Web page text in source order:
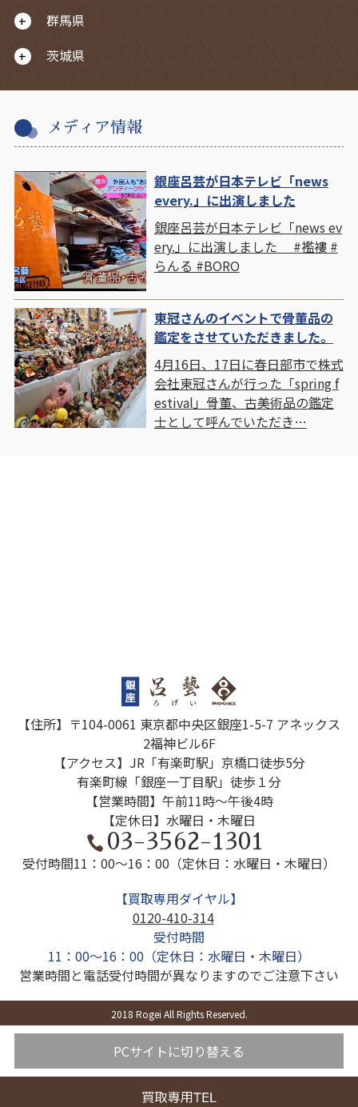
群馬県
茨城県
メディア情報
銀座呂芸が日本テレビ「news
every.」に出演しました
銀座呂芸が日本テレビ「news ev
ery.」に出演しました #襤褸 #
らんる #BORO
東冠さんのイベントで骨董品の
鑑定をさせていただきました。
4月16日、17日に春日部市で株式
会社東冠さんが行った「spring f
estival」骨董、古美術品の鑑定
士として呼んでいただき…
【住所】〒104-0061 東京都中央区銀座1-5-7 アネックス
2福神ビル6F
【アクセス】JR「有楽町駅」京橋口徒歩5分
有楽町線「銀座一丁目駅」徒歩１分
【営業時間】午前11時～午後4時
【定休日】水曜日・木曜日
03-3562-1301
受付時間11：00～16：00（定休日：水曜日・木曜日）
【買取専用ダイヤル】
0120-410-314
受付時間
11：00～16：00（定休日：水曜日・木曜日）
営業時間と電話受付時間が異なりますのでご注意下さい
2018 Rogei All Rights Reserved.
PCサイトに切り替える